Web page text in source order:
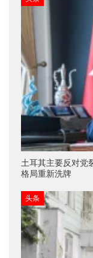
土耳其主要反对党
格局重新洗牌
头条